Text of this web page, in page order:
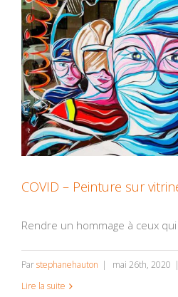
COVID – Peinture sur
Rendre un hommage à ceux
Parstephanehauton | mai 26th, 2020 |
Lire la suite